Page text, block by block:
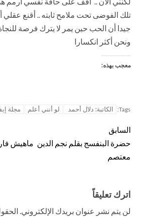
تلك الفوضى تحت ملامح ثابته .. أقنع عقلي
جيدا أن الحب حين يمر لا يترك فرصة
ونحن أكثر انكسارا
معجب بهذه:
Tags: الكاتبة: دلال أحمد لو أنني أعلم مجلة
السابق
حضرة البنفسج بقلم نجم الدين
معتصم
ماهيش
اترك تعليقاً
لن يتم نشر عنوان بريدك الإلكتروني.